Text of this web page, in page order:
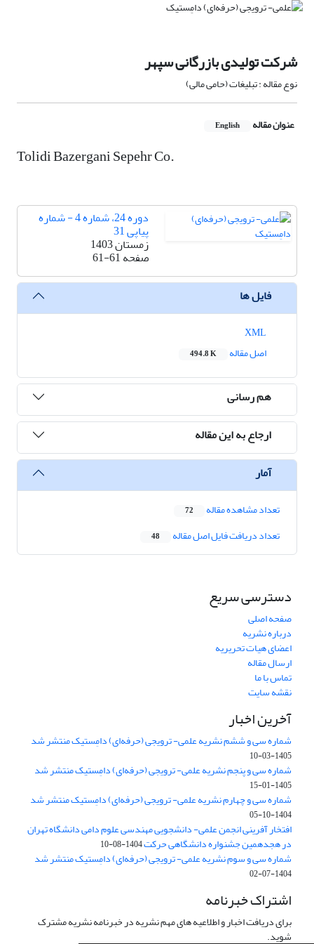
شرکت تولیدی بازرگانی سپهر
نوع مقاله : تبلیغات (حامی مالی)
عنوان مقاله English
Tolidi Bazergani Sepehr Co.
دوره 24، شماره 4 - شماره
پیاپی 31
زمستان 1403
صفحه61-61
فایل ها
اصل مقاله
494.8 K
هم رسانی
ارجاع به این مقاله
آمار
تعداد مشاهده مقاله 72
تعداد دریافت فایل اصل مقاله 48
دسترسی سریع
صفحه اصلی
درباره نشریه
اعضای هیات تحریریه
ارسال مقاله
تماس با ما
نقشه سایت
آخرین اخبار
شماره سی و ششم نشریه علمی- ترویجی (حرفه‌ای) دامِستیک منتشر شد
1405-03-10
شماره سی و پنجم نشریه علمی- ترویجی (حرفه‌ای) دامِستیک منتشر شد
1405-01-15
شماره سی و چهارم نشریه علمی- ترویجی (حرفه‌ای) دامِستیک منتشر شد
1404-10-05
افتخار آفرینی انجمن علمی- دانشجویی مهندسی علوم دامی دانشگاه تهران
در هجدهمین جشنواره دانشگاهی حرکت1404-08-10
شماره سی و سوم نشریه علمی- ترویجی (حرفه‌ای) دامِستیک منتشر شد
1404-07-02
اشتراک خبرنامه
برای دریافت اخبار و اطلاعیه های مهم نشریه در خبرنامه نشریه مشترک
شوید.